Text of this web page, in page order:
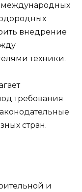
международных
внедрение
техники.
требования
стран.
и